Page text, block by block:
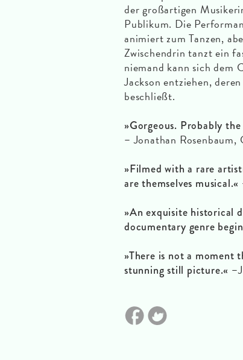
der großartigen
Publikum. Die
animiert zum Tanzen,
Zwischendrin tanzt ein
niemand kann sich dem
Jackson entziehen,
beschließt.
»Gorgeous. Probably
– Jonathan Rosenbaum,
»Filmed with a rare
are themselves musical.«
»An exquisite historical
documentary genre
»There is not a moment
stunning still picture.« –